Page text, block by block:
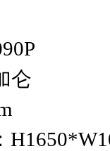
加
8mm